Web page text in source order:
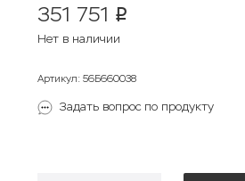
351 751 p
Нет в наличии
Артикул: 56Б660038
Задать вопрос по продукту